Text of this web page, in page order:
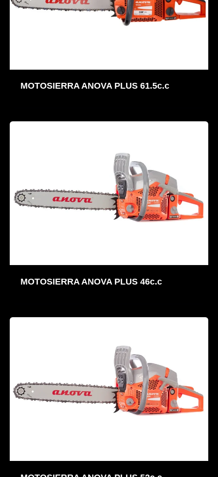
MOTOSIERRA ANOVA PLUS 61.5c.c
MOTOSIERRA ANOVA PLUS 46c.c